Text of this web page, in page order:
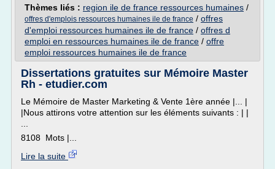
Thèmes liés : region ile de france ressources humaines /
offres d'emplois ressources humaines ile de france / offres
d'emploi ressources humaines ile de france / offres d
emploi en ressources humaines ile de france / offre
emploi ressources humaines ile de france
Dissertations gratuites sur Mémoire Master
Rh - etudier.com
Le Mémoire de Master Marketing & Vente 1ère année |... |
|Nous attirons votre attention sur les éléments suivants : | |
8108 Mots |...
Lire la suite